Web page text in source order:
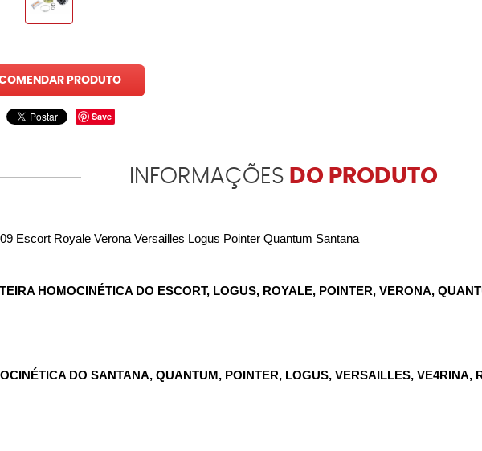
PRODUTO
Save
INFORMAÇÕES DO PRODUTO
Escort Royale Verona Versailles Logus Pointer Quantum Santana
HOMOCINÉTICA DO ESCORT, LOGUS, ROYALE, POINTER, VERONA,
DO SANTANA, QUANTUM, POINTER, LOGUS, VERSAILLES, VE4RINA,